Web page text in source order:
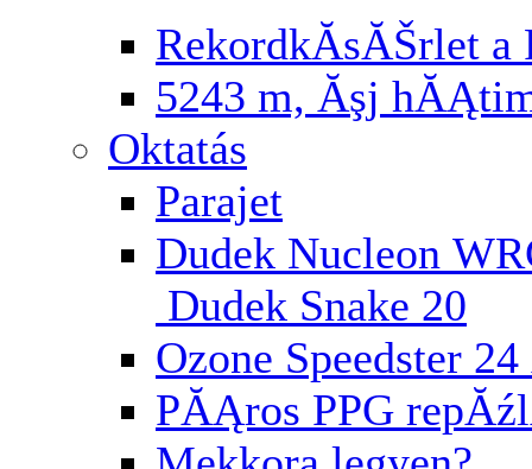
RekordkĂ­sĂŠrlet
5243 m, Ăşj
Oktatás
Parajet
Dudek Nucleon
Dudek Snake 20
Ozone Speedster
PĂĄros PPG